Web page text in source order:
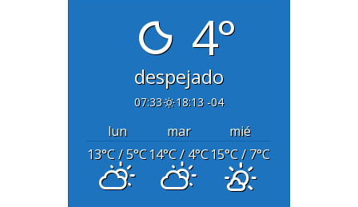
4°
despejado
07:33 18:13 -04
lun mar
mié
13°C/ 5°C14°C/ 4°C15°C/ 7°C